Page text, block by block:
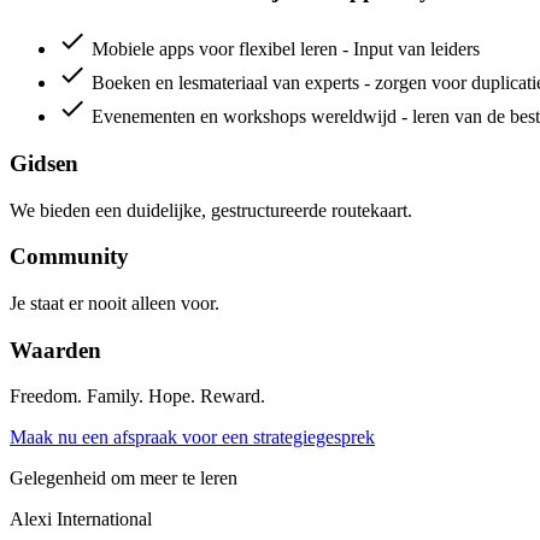
check Mobiele apps voor flexibel leren - Input van leiders
check Boeken en lesmateriaal van experts - zorgen voor
check Evenementen en workshops wereldwijd - leren van de
Gidsen
We bieden een duidelijke, gestructureerde routekaart.
Community
Je staat er nooit alleen voor.
Waarden
Freedom. Family. Hope. Reward.
Maak nu een afspraak voor een strategiegesprek
Gelegenheid om meer te leren
Alexi International